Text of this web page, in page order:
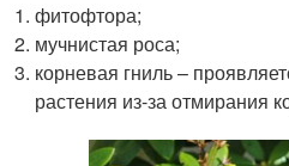
фитофтора;
мучнистая роса;
корневая гниль –
растения из-за отмирания